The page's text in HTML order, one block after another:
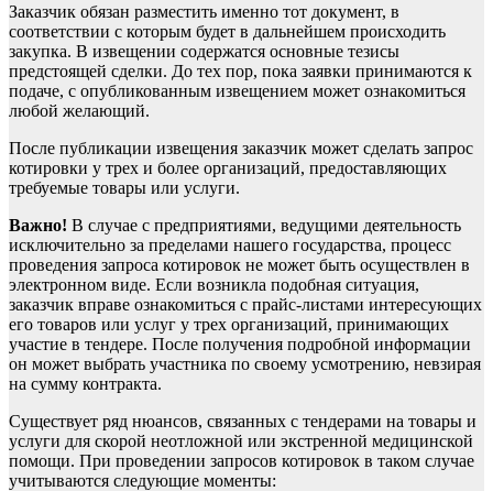
Заказчик обязан разместить именно тот документ, в
соответствии с которым будет в дальнейшем происходить
закупка. В извещении содержатся основные тезисы
предстоящей сделки. До тех пор, пока заявки принимаются к
подаче, с опубликованным извещением может ознакомиться
любой желающий.
После публикации извещения заказчик может сделать запрос
котировки у трех и более организаций, предоставляющих
требуемые товары или услуги.
Важно! В случае с предприятиями, ведущими деятельность
исключительно за пределами нашего государства, процесс
проведения запроса котировок не может быть осуществлен в
электронном виде. Если возникла подобная ситуация,
заказчик вправе ознакомиться с прайс-листами интересующих
его товаров или услуг у трех организаций, принимающих
участие в тендере. После получения подробной информации
он может выбрать участника по своему усмотрению, невзирая
на сумму контракта.
Существует ряд нюансов, связанных с тендерами на товары и
услуги для скорой неотложной или экстренной медицинской
помощи. При проведении запросов котировок в таком случае
учитываются следующие моменты: